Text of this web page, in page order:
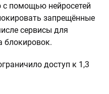
с помощью нейросетей
запрещённые
сервисы для
блокировок.
доступ к 1,3